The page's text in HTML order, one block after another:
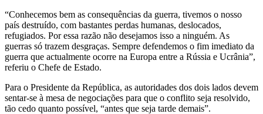
“Conhecemos bem as consequências da guerra, tivemos o nosso
país destruído, com bastantes perdas humanas, deslocados,
refugiados. Por essa razão não desejamos isso a ninguém. As
guerras só trazem desgraças. Sempre defendemos o fim imediato da
guerra que actualmente ocorre na Europa entre a Rússia e Ucrânia”,
referiu o Chefe de Estado.
Para o Presidente da República, as autoridades dos dois lados devem
sentar-se à mesa de negociações para que o conflito seja resolvido,
tão cedo quanto possível, “antes que seja tarde demais”.